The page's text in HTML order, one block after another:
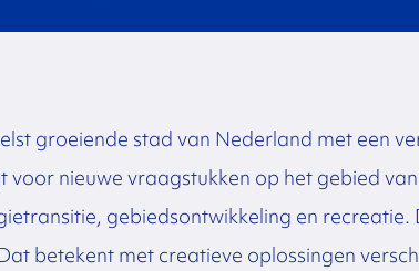
groeiende stad van Nederland met een
voor nieuwe vraagstukken op het gebied
gebiedsontwikkeling en
betekent met creatieve oplossingen